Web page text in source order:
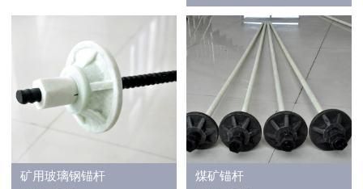
矿用玻璃钢锚杆
煤矿锚杆